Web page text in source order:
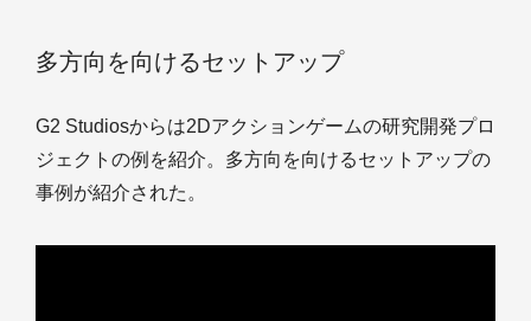
多方向を向けるセットアップ
G2 Studiosからは2Dアクションゲームの研究開発プロ
ジェクトの例を紹介。多方向を向けるセットアップの
事例が紹介された。